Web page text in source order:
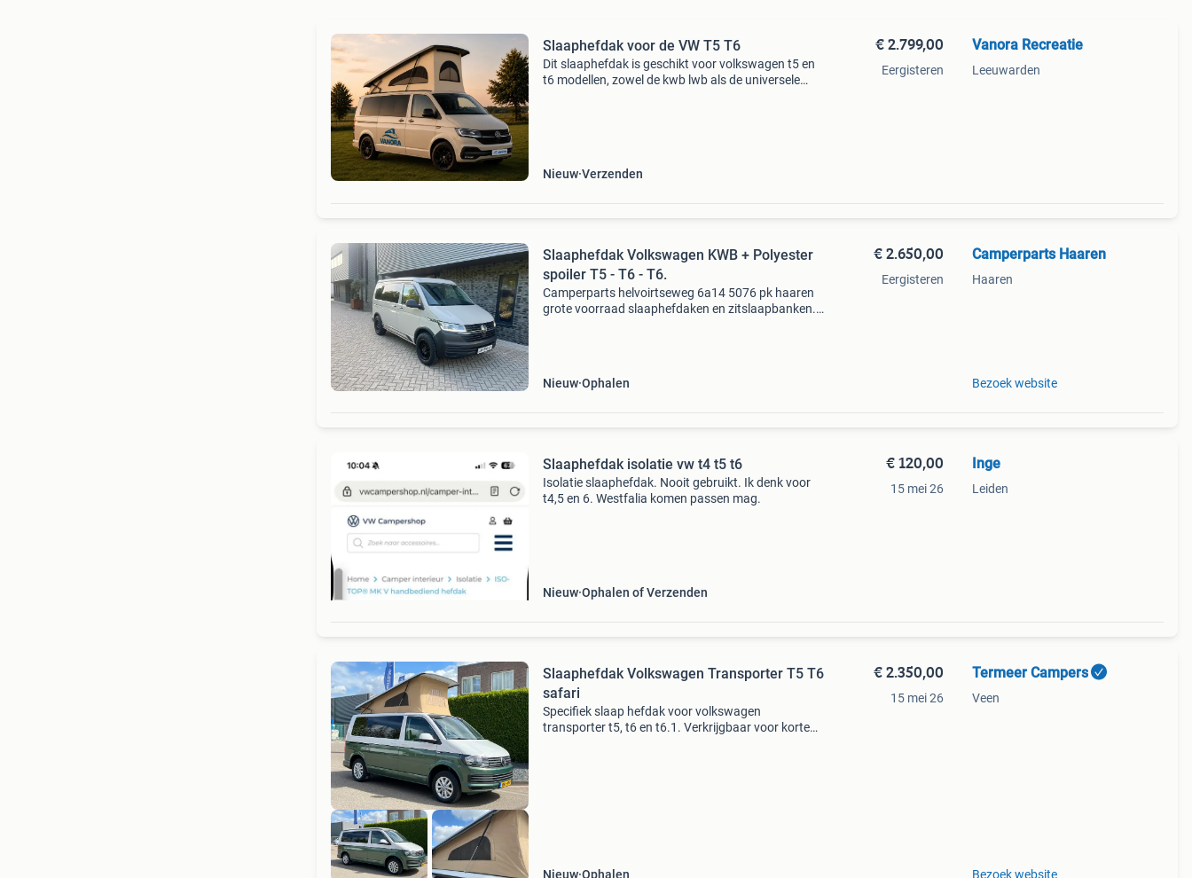
Slaaphefdak voor de VW T5 T6
Dit slaaphefdak is geschikt voor volkswagen t5 en
t6 modellen, zowel de kwb lwb als de universele
Nieuw Verzenden
€ 2.799,00
Eergisteren
Vanora Recreatie
Leeuwarden
Slaaphefdak Volkswagen KWB + Polyester
spoiler T5 - T6 - T6.
Camperparts helvoirtseweg 6a14 5076 pk haaren
grote voorraad slaaphefdaken en zitslaapbanken.
Nieuw Ophalen
€ 2.650,00
Eergisteren
Camperparts Haaren
Haaren
Bezoek website
Slaaphefdak isolatie vw t4 t5 t6
Isolatie slaaphefdak. Nooit gebruikt. Ik denk voor
t4,5 en 6. Westfalia komen passen mag.
Nieuw Ophalen of Verzenden
€ 120,00
15 mei 26
Inge
Leiden
Slaaphefdak Volkswagen Transporter T5 T6
safari
Specifiek slaap hefdak voor volkswagen
transporter t5, t6 en t6.1. Verkrijgbaar voor korte
Nieuw Ophalen
€ 2.350,00
15 mei 26
Termeer Campers
Veen
Bezoek website